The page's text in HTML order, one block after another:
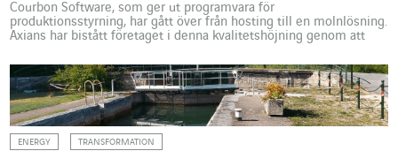
Courbon Software, som ger ut programvara för
produktionsstyrning, har gått över från hosting till en molnlösning.
Axians har bistått företaget i denna kvalitetshöjning genom att
små bokstäver som står för ett mycket viktigt verktyg för
industrisektorn. Manufacturing Execution System utgör
programvara för produktionsstyrning och täcker hela
industrikedjan, […]
ENERGY TRANSFORMATION